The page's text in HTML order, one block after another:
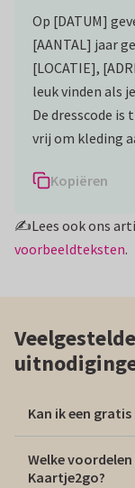
Op [DATUM]
[AANTAL] jaar
[LOCATIE],
leuk vinden als
De dresscode is
vrij om kleding
Kopiëren
✍️Lees ook ons
voorbeeldteksten.
Kan ik een
Welke
Kaartje2go?